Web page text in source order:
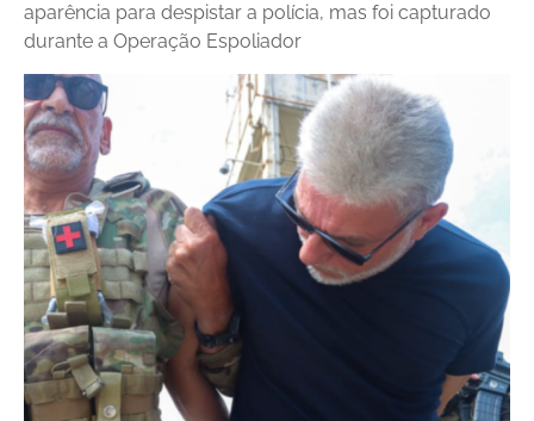
aparência para despistar a polícia, mas foi capturado
durante a Operação Espoliador